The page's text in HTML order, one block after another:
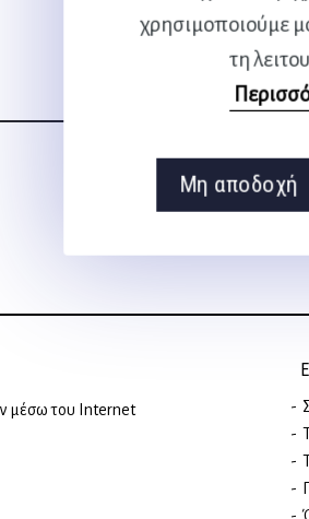
χρησιμοποιούμε
τη
Μη αποδοχή
μέσω του Internet